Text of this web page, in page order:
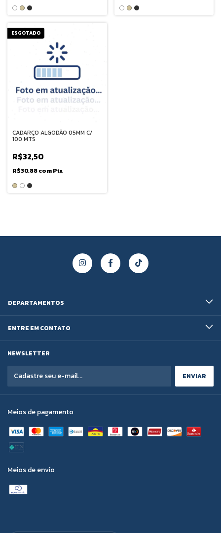
ESGOTADO
CADARÇO ALGODÃO 05MM C/
100 MTS
R$32,50
R$30,88comPix
DEPARTAMENTOS
ENTRE EM CONTATO
NEWSLETTER
Meios de pagamento
Meios de envio